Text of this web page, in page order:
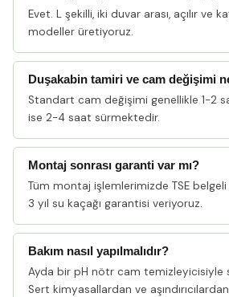
Evet. L şekilli, iki duvar arası, açılır ve
modeller üretiyoruz.
Duşakabin tamiri ve cam değişimi
Standart cam değişimi genellikle 1-2
ise 2-4 saat sürmektedir.
Montaj sonrası garanti var mı?
Tüm montaj işlemlerimizde TSE
3 yıl su kaçağı garantisi veriyoruz.
Bakım nasıl yapılmalıdır?
Ayda bir pH nötr cam temizleyicisiyle
Sert kimyasallardan ve aşındırıcılardan